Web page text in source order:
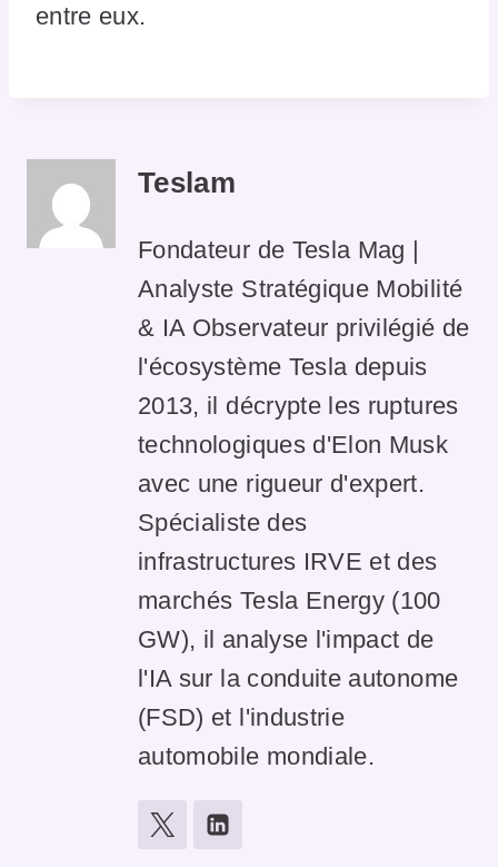
entre eux.
Teslam
Fondateur de Tesla Mag |
Analyste Stratégique Mobilité
& IA Observateur privilégié de
l'écosystème Tesla depuis
2013, il décrypte les ruptures
technologiques d'Elon Musk
avec une rigueur d'expert.
Spécialiste des
infrastructures IRVE et des
marchés Tesla Energy (100
GW), il analyse l'impact de
l'IA sur la conduite autonome
(FSD) et l'industrie
automobile mondiale.